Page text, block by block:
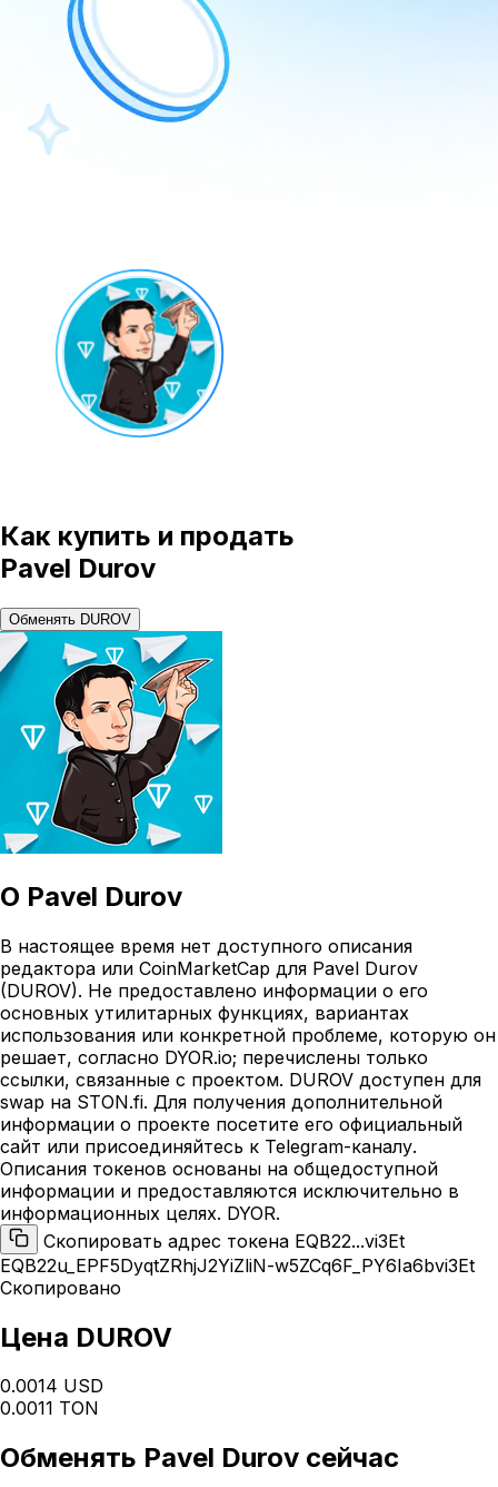
Как купить и продать
Pavel Durov
Обменять DUROV
О Pavel Durov
В настоящее время нет доступного описания
редактора или CoinMarketCap для Pavel Durov
(DUROV). Не предоставлено информации о его
основных утилитарных функциях, вариантах
использования или конкретной проблеме, которую он
решает, согласно DYOR.io; перечислены только
ссылки, связанные с проектом. DUROV доступен для
swap на STON.fi. Для получения дополнительной
информации о проекте посетите его официальный
сайт или присоединяйтесь к Telegram-каналу.
Описания токенов основаны на общедоступной
информации и предоставляются исключительно в
информационных целях. DYOR.
Скопировать адрес токена EQB22...vi3Et
EQB22u_EPF5DyqtZRhjJ2YiZliN-w5ZCq6F_PY6Ia6bvi3Et
Скопировано
Цена DUROV
0.0014 USD
0.0011 TON
Обменять Pavel Durov сейчас